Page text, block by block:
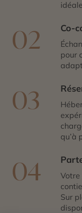
02 Co-
pour
03
qu’à
04
Sur